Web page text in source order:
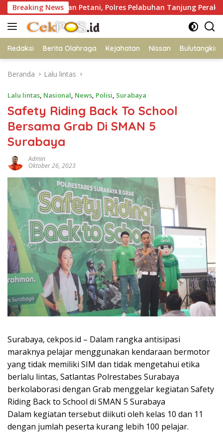
Langsung
ke
konten
Breaking News
dan Petani, Polres Pelabuhan Tanjung Perak Panen Jagung
Redaksi Berita Olahraga Kejahatan Nissan Bulutangkis
Beranda Lalu lintas
Lalu lintas, Nasional, News, Polisi, Surabaya
Safety Riding Back To School
Bersama Grab Di SMAN 5
Surabaya
Admin
Oktober 26, 2023
Surabaya, cekpos.id – Dalam rangka antisipasi
maraknya pelajar menggunakan kendaraan bermotor
yang tidak memiliki SIM dan tidak mengetahui etika
berlalu lintas, Satlantas Polrestabes Surabaya
berkolaborasi dengan Grab menggelar kegiatan Safety
Riding Back to School di SMAN 5 Surabaya
Dalam kegiatan tersebut diikuti oleh kelas 10 dan 11
dengan jumlah peserta kurang lebih 100 pelajar.